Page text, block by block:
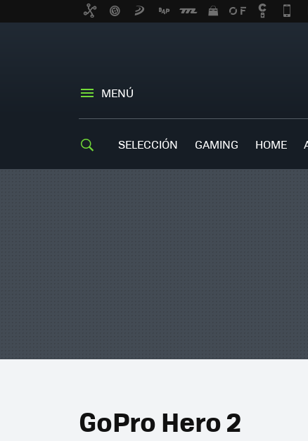
MENÚ
SELECCIÓN GAMING HOME
GoPro Hero 2